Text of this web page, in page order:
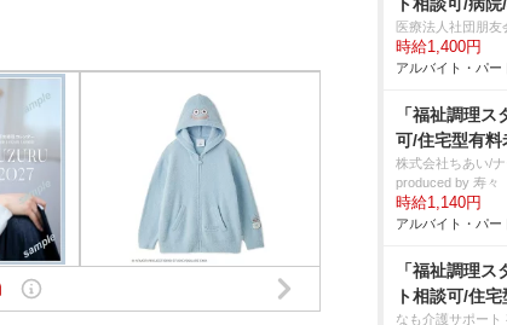
医療法人社団朋友
時給1,400円
アルバイト・パー
「福祉調理
可/住宅型有料
株式会社ちあい/
produced by 寿々
時給1,140円
アルバイト・パー
「福祉調理
ト相談可/住
なも介護サポー